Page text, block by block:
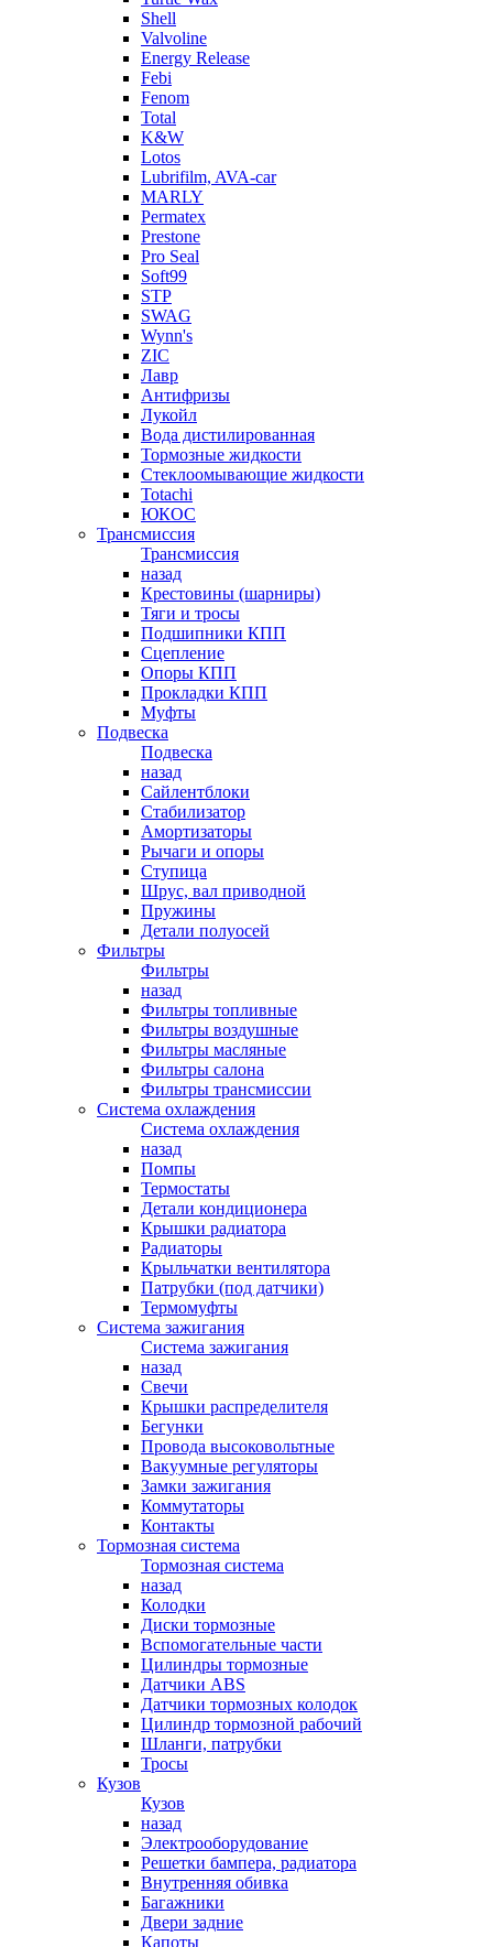
Shell
Valvoline
Energy Release
Febi
Fenom
Total
K&W
Lotos
Lubrifilm, AVA-car
MARLY
Permatex
Prestone
Pro Seal
Soft99
STP
SWAG
Wynn's
ZIC
Лавр
Антифризы
Лукойл
Вода дистилированная
Тормозные жидкости
Стеклоомывающие жидкости
Totachi
ЮКОС
Трансмиссия
Трансмиссия
назад
Крестовины (шарниры)
Тяги и тросы
Подшипники КПП
Сцепление
Опоры КПП
Прокладки КПП
Муфты
Подвеска
Подвеска
назад
Сайлентблоки
Стабилизатор
Амортизаторы
Рычаги и опоры
Ступица
Шрус, вал приводной
Пружины
Детали полуосей
Фильтры
Фильтры
назад
Фильтры топливные
Фильтры воздушные
Фильтры масляные
Фильтры салона
Фильтры трансмиссии
Система охлаждения
Система охлаждения
назад
Помпы
Термостаты
Детали кондиционера
Крышки радиатора
Радиаторы
Крыльчатки вентилятора
Патрубки (под датчики)
Термомуфты
Система зажигания
Система зажигания
назад
Свечи
Крышки распределителя
Бегунки
Провода высоковольтные
Вакуумные регуляторы
Замки зажигания
Коммутаторы
Контакты
Тормозная система
Тормозная система
назад
Колодки
Диски тормозные
Вспомогательные части
Цилиндры тормозные
Датчики ABS
Датчики тормозных колодок
Цилиндр тормозной рабочий
Шланги, патрубки
Тросы
Кузов
Кузов
назад
Электрооборудование
Решетки бампера, радиатора
Внутренняя обивка
Багажники
Двери задние
Капоты